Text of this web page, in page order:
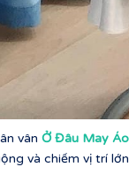
vân Ở Đâu May
và chiếm vị trí